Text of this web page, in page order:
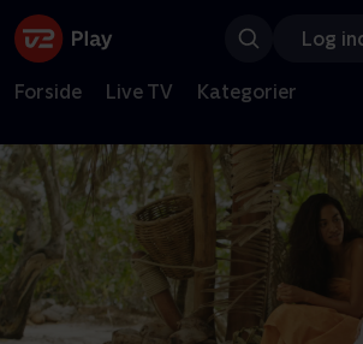
Log
Forside Live TV Kategorier